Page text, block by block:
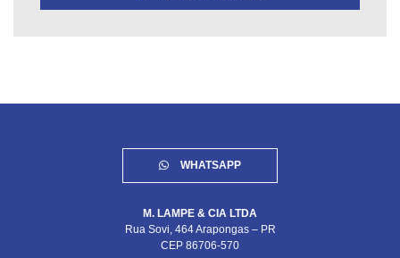
WHATSAPP
M. LAMPE & CIA LTDA
Rua Sovi, 464 Arapongas – PR
CEP 86706-570